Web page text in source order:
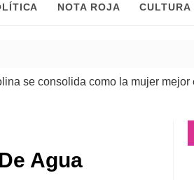
NOTA ROJA CULTURA
consolida como la mujer mejor
Agua